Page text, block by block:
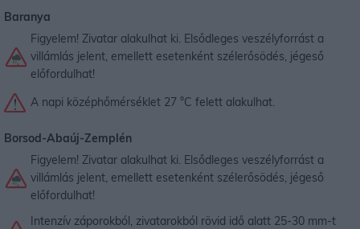
Baranya
Figyelem! Zivatar alakulhat ki. Elsődleges veszélyforrást a
villámlás jelent, emellett esetenként szélerősödés, jégeső
előfordulhat!
A napi középhőmérséklet 27 °C felett alakulhat.
Borsod-Abaúj-Zemplén
Figyelem! Zivatar alakulhat ki. Elsődleges veszélyforrást a
villámlás jelent, emellett esetenként szélerősödés, jégeső
előfordulhat!
Intenzív záporokból, zivatarokból rövid idő alatt 25-30 mm-t